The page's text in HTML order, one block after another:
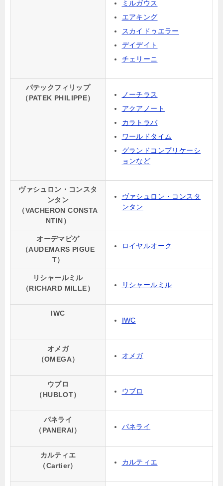
ミルガウス
エアキング
スカイドゥエラー
デイデイト
チェリーニ
パテックフィリップ
（PATEK PHILIPPE）
ノーチラス
アクアノート
カラトラバ
ワールドタイム
グランドコンプリケーシ
ョンなど
ヴァシュロン・コンスタ
ンタン
（VACHERON CONSTA
NTIN）
ヴァシュロン・コンスタ
ンタン
オーデマピゲ
（AUDEMARS PIGUE
T）
ロイヤルオーク
リシャールミル
（RICHARD MILLE）
リシャールミル
IWC
IWC
オメガ
（OMEGA）
オメガ
ウブロ
（HUBLOT）
ウブロ
パネライ
（PANERAI）
パネライ
カルティエ
（Cartier）
カルティエ